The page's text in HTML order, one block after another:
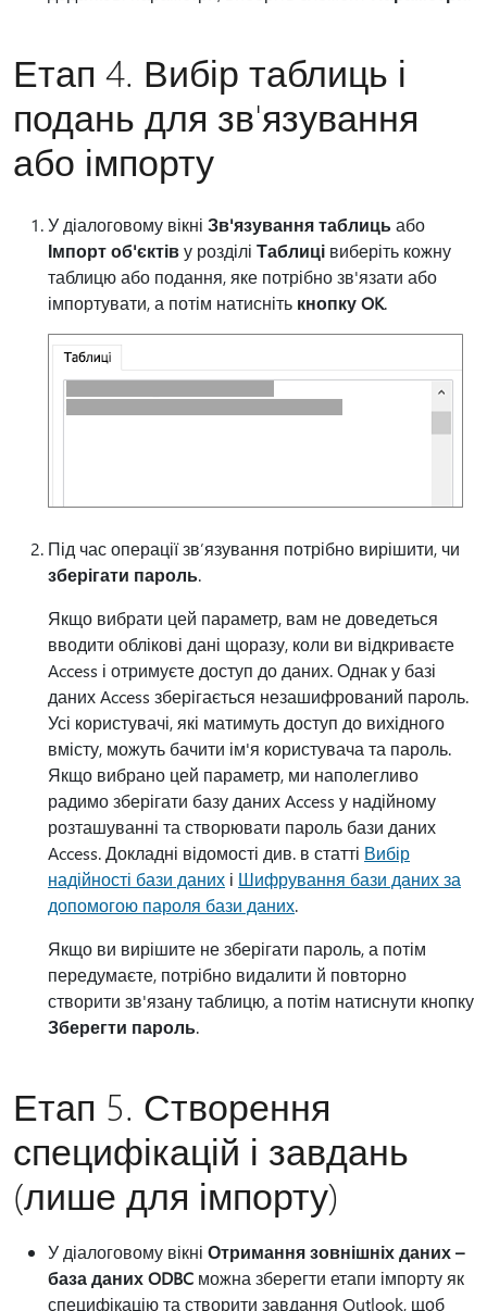
Етап 4. Вибір таблиць і
подань для зв'язування
або імпорту
У діалоговому вікні Зв'язування таблицьабо
Імпорт об'єктіву розділі Таблиці виберіть кожну
таблицю або подання, яке потрібно зв'язати або
імпортувати, а потім натисніть кнопку OK.
Під час операції зв’язування потрібно вирішити, чи
зберігати пароль.
Якщо вибрати цей параметр, вам не доведеться
вводити облікові дані щоразу, коли ви відкриваєте
Access і отримуєте доступ до даних. Однак у базі
даних Access зберігається незашифрований пароль.
Усі користувачі, які матимуть доступ до вихідного
вмісту, можуть бачити ім'я користувача та пароль.
Якщо вибрано цей параметр, ми наполегливо
радимо зберігати базу даних Access у надійному
розташуванні та створювати пароль бази даних
Access. Докладні відомості див. в статті Вибір
надійності бази даних і Шифрування бази даних за
допомогою пароля бази даних.
Якщо ви вирішите не зберігати пароль, а потім
передумаєте, потрібно видалити й повторно
створити зв'язану таблицю, а потім натиснути кнопку
Зберегти пароль.
Етап 5. Створення
специфікацій і завдань
(лише для імпорту)
У діалоговому вікні Отримання зовнішніх даних –
база даних ODBC можна зберегти етапи імпорту як
специфікацію та створити завдання Outlook, щоб